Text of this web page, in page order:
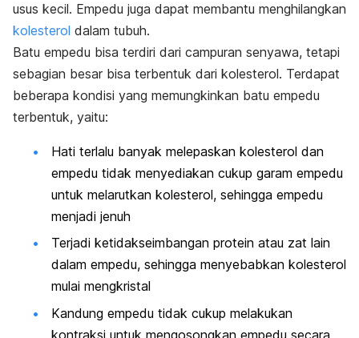
usus kecil. Empedu juga dapat membantu menghilangkan
kolesterol dalam tubuh.
Batu empedu bisa terdiri dari campuran senyawa, tetapi
sebagian besar bisa terbentuk dari kolesterol. Terdapat
beberapa kondisi yang memungkinkan batu empedu
terbentuk, yaitu:
Hati terlalu banyak melepaskan kolesterol dan
empedu tidak menyediakan cukup garam empedu
untuk melarutkan kolesterol, sehingga empedu
menjadi jenuh
Terjadi ketidakseimbangan protein atau zat lain
dalam empedu, sehingga menyebabkan kolesterol
mulai mengkristal
Kandung empedu tidak cukup melakukan
kontraksi untuk mengosongkan empedu secara